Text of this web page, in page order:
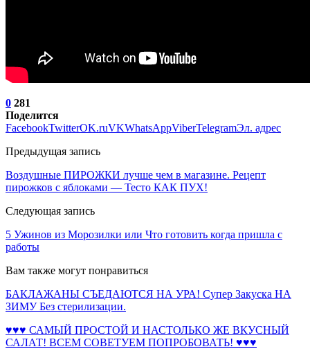
0 281
Поделится
FacebookTwitterOK.ruVKWhatsAppViberTelegramЭл. адрес
Предыдущая запись
Воздушные ПИРОЖКИ лучше чем в магазине. Рецепт
пирожков с яблоками — Тесто КАК ПУХ!
Следующая запись
5 Ужинов из Морозилки или Что готовить когда пришла с
работы
Вам также могут понравиться
БАКЛАЖАНЫ СЪЕДАЮТСЯ НА УРА! Супер Закуска НА
ЗИМУ Без стерилизации.
♥♥♥ САМЫЙ ПРОСТОЙ И НАСТОЛЬКО ЖЕ ВКУСНЫЙ
САЛАТ! ВСЕМ СОВЕТУЕМ ПОПРОБОВАТЬ! ♥♥♥